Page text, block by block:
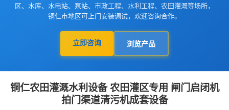
区、水库、水电站、泵站、市政工程、水利工程、农田灌溉等场所，
铜仁市地区可上门安装调试，欢迎咨询合作。
立即咨询 浏览产品
铜仁农田灌溉水利设备 农田灌区专用 闸门启闭机
拍门渠道清污机成套设备